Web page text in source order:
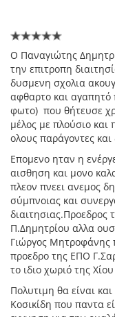
Ο Παναγιώτης
την επιτροπη
δυσμενη σχολια
αφθαρτο και
φωτο) που θήτευσε
μέλος με πλούσιο και
ολους παράγοντες και
Επομενο ηταν η
αισθηση και μονο
πλεον πνεει ανεμος
σύμπνοιας και
διαιτησιας.Προεδρος
Π.Δημητρίου αλλα
Γιώργος Μητροφάνης
προεδρο της ΕΠΟ
το ιδιο χωριό της
Πολυτιμη θα είναι
Κοσικίδη που παντα